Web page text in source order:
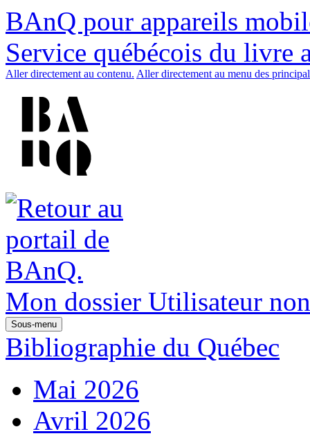
BAnQ pour appareils
Service québécois du livre
Aller directement au contenu. Aller directement au menu des
Mon dossier Utilisateur
Sous-menu
Bibliographie du Québec
Mai 2026
Avril 2026